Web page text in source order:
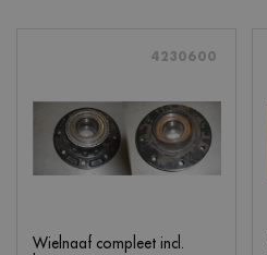
4230600
Wielnaaf compleet incl.